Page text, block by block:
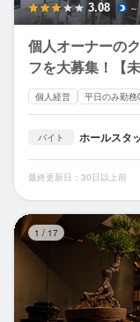
3.08
個人オーナーの
フを大募集！【
個人経営 平日のみ勤務
バイト ホールスタ
最終更新日：30日以上前
1 / 17